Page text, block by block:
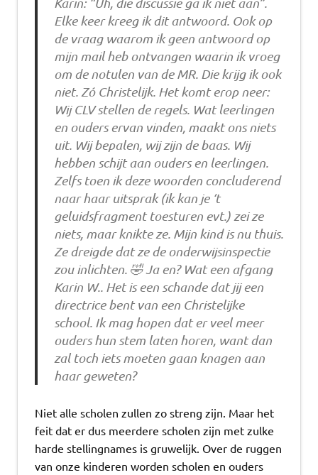
Elke keer kreeg ik dit antwoord. Ook op
de vraag waarom ik geen antwoord op
mijn mail heb ontvangen waarin ik vroeg
om de notulen van de MR. Die krijg ik ook
niet. Zó Christelijk. Het komt erop neer:
Wij CLV stellen de regels. Wat leerlingen
en ouders ervan vinden, maakt ons niets
uit. Wij bepalen, wij zijn de baas. Wij
hebben schijt aan ouders en leerlingen.
Zelfs toen ik deze woorden concluderend
naar haar uitsprak (ik kan je ‘t
geluidsfragment toesturen evt.) zei ze
niets, maar knikte ze. Mijn kind is nu thuis.
Ze dreigde dat ze de onderwijsinspectie
zou inlichten. 🤣 Ja en? Wat een afgang
Karin W.. Het is een schande dat jij een
directrice bent van een Christelijke
school. Ik mag hopen dat er veel meer
ouders hun stem laten horen, want dan
zal toch iets moeten gaan knagen aan
haar geweten?
Niet alle scholen zullen zo streng zijn. Maar het
feit dat er dus meerdere scholen zijn met zulke
harde stellingnames is gruwelijk. Over de ruggen
van onze kinderen worden scholen en ouders